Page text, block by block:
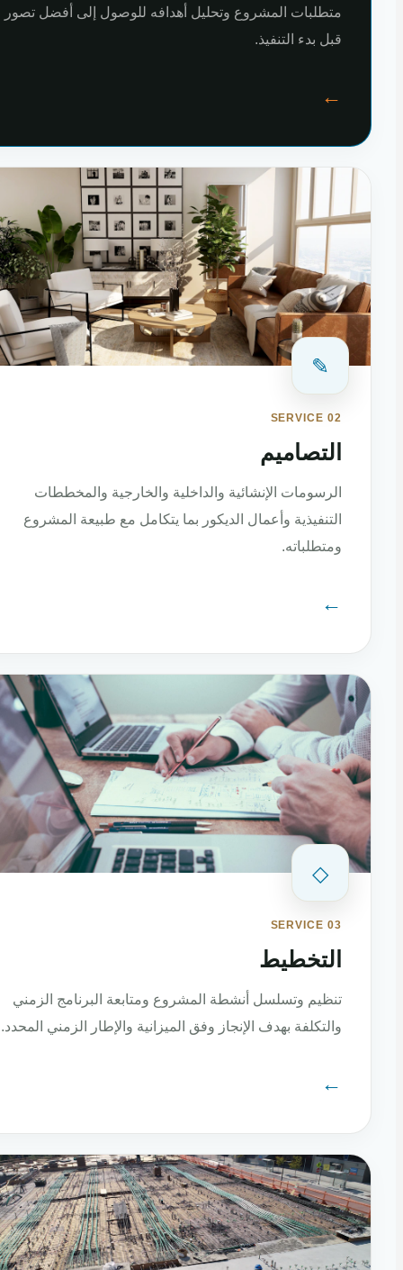
متطلبات المشروع وتحليل أهدافه للوصول إلى أفضل تصور
قبل بدء التنفيذ.
✎
SERVICE 02
التصاميم
الرسومات الإنشائية والداخلية والخارجية والمخططات
التنفيذية وأعمال الديكور بما يتكامل مع طبيعة المشروع
ومتطلباته.
◇
SERVICE 03
التخطيط
تنظيم وتسلسل أنشطة المشروع ومتابعة البرنامج الزمني
والتكلفة بهدف الإنجاز وفق الميزانية والإطار الزمني المحدد.